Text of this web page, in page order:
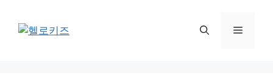
content
Menu